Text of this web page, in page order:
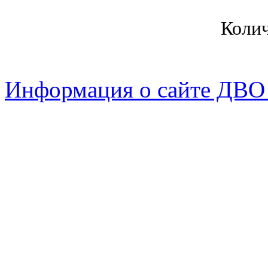
Информация о сайте